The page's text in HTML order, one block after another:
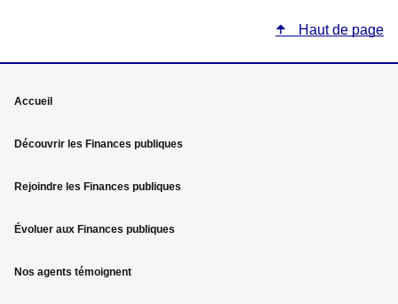
Haut de page
Mega
menu
de
page
Accueil
Découvrir les Finances publiques
Rejoindre les Finances publiques
Évoluer aux Finances publiques
Nos agents témoignent